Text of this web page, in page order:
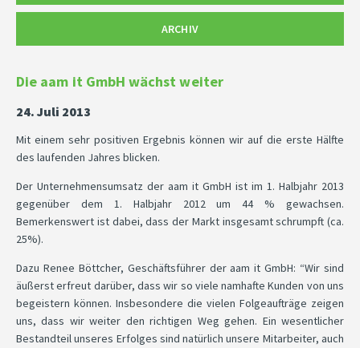
ARCHIV
Die aam it GmbH wächst weiter
24. Juli 2013
Mit einem sehr positiven Ergebnis können wir auf die erste Hälfte
des laufenden Jahres blicken.
Der Unternehmensumsatz der aam it GmbH ist im 1. Halbjahr 2013
gegenüber dem 1. Halbjahr 2012 um 44 % gewachsen.
Bemerkenswert ist dabei, dass der Markt insgesamt schrumpft (ca.
25%).
Dazu Renee Böttcher, Geschäftsführer der aam it GmbH: “Wir sind
äußerst erfreut darüber, dass wir so viele namhafte Kunden von uns
begeistern können. Insbesondere die vielen Folgeaufträge zeigen
uns, dass wir weiter den richtigen Weg gehen. Ein wesentlicher
Bestandteil unseres Erfolges sind natürlich unsere Mitarbeiter, auch